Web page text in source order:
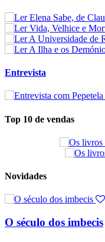
Entrevista
Top 10 de vendas
Novidades
O século dos imbecis